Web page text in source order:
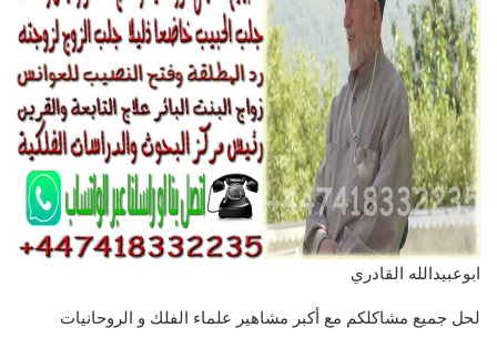
ابوعبيدالله القادري
لحل جميع مشاكلكم مع أكبر مشاهير علماء الفلك و الروحانيات